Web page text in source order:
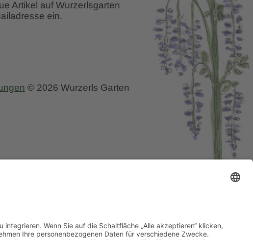
Artikel auf Wurzerlsgarten
ein.
© 2026 Wurzerls Garten